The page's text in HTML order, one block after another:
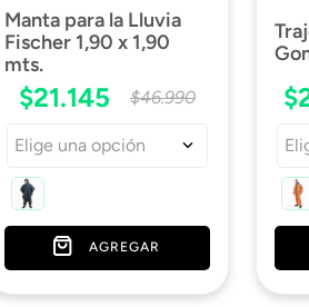
Manta para la Lluvia
Fischer 1,90 x 1,90
mts.
$21.145 $46.990
Elige una opción
AGREGAR
$